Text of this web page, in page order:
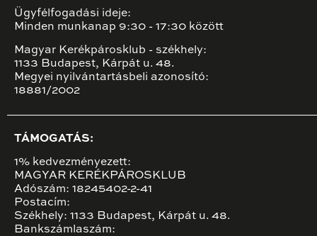
Ügyfélfogadási ideje:
Minden munkanap 9:30 - 17:30 között
Magyar Kerékpárosklub - székhely:
1133 Budapest, Kárpát u. 48.
Megyei nyilvántartásbeli azonosító:
18881/2002
TÁMOGATÁS:
1% kedvezményezett:
MAGYAR KERÉKPÁROSKLUB
Adószám: 18245402-2-41
Postacím:
Székhely: 1133 Budapest, Kárpát u. 48.
Bankszámlaszám: